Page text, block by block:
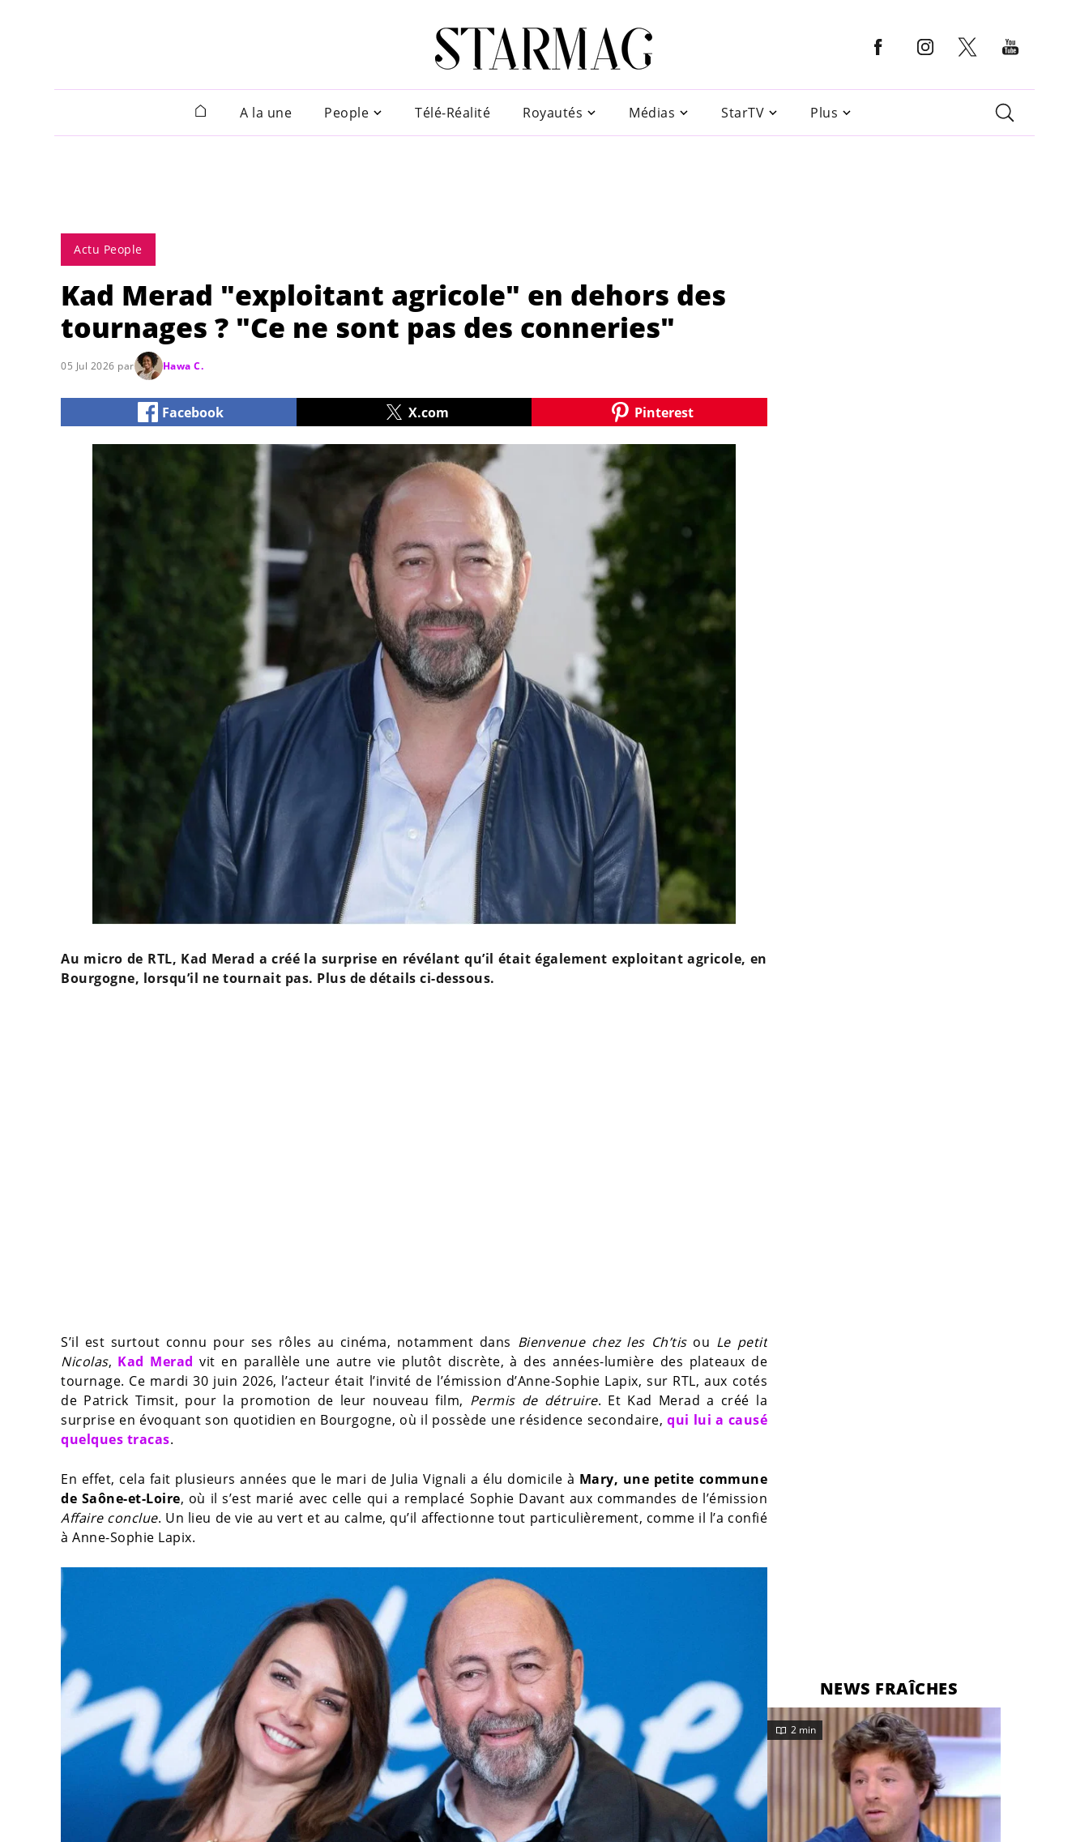
A la une People Télé-Réalité Royautés Médias StarTV Plus
Actu People
Kad Merad "exploitant agricole" en dehors des
tournages ? "Ce ne sont pas des conneries"
05 Jul 2026 par Hawa C.
Facebook X.com Pinterest
Au micro de RTL, Kad Merad a créé la surprise en révélant qu’il était également exploitant agricole, en
Bourgogne, lorsqu’il ne tournait pas. Plus de détails ci-dessous.
S’il est surtout connu pour ses rôles au cinéma, notamment dans Bienvenue chez les Ch’tisou Le petit
Nicolas, Kad Merad vit en parallèle une autre vie plutôt discrète, à des années-lumière des plateaux de
tournage. Ce mardi 30 juin 2026, l’acteur était l’invité de l’émission d’Anne-Sophie Lapix, sur RTL, aux cotés
de Patrick Timsit, pour la promotion de leur nouveau film, Permis de détruire. Et Kad Merad a créé la
surprise en évoquant son quotidien en Bourgogne, où il possède une résidence secondaire, qui lui a causé
quelques tracas.
En effet, cela fait plusieurs années que le mari de Julia Vignali a élu domicile à Mary, une petite commune
de Saône-et-Loire, où il s’est marié avec celle qui a remplacé Sophie Davant aux commandes de l’émission
Affaire conclue. Un lieu de vie au vert et au calme, qu’il affectionne tout particulièrement, comme il l’a confié
à Anne-Sophie Lapix.
NEWS FRAÎCHES
2 min